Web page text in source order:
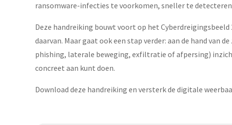
ransomware-infecties te voorkomen, sneller te
Deze handreiking bouwt voort op het
daarvan. Maar gaat ook een stap verder: aan de hand van
phishing, laterale beweging, exfiltratie of afpersing)
concreet aan kunt doen.
Download deze handreiking en versterk de digitale